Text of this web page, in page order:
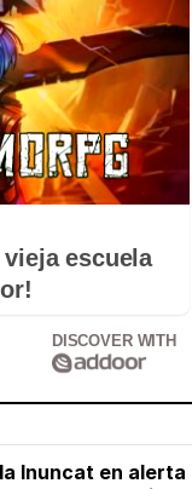
vieja escuela
DISCOVER WITH
Inuncat en alerta